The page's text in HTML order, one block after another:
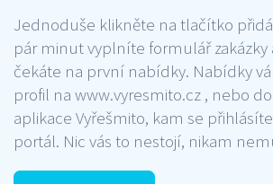
Jednoduše klikněte na tlačítko
pár minut vyplníte formulář zakázky
čekáte na první nabídky. Nabídky
profil na www.vyresmito.cz , nebo
aplikace Vyřešmito, kam se
portál. Nic vás to nestojí, nikam